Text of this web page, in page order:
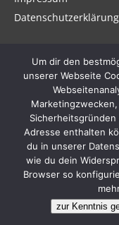
Datenschutzerklärung
Es gelten die AGB
Wettanbieter.
18+. Glücksspiel
Webseite wird
Weiterleitung zu
uns kommen. Die
bzw. die
Um dir den
unserer Webseite
Sicherheitsgründen
Adresse enthalten
du in unserer
wie du dein
Browser so
zur Kenntnis